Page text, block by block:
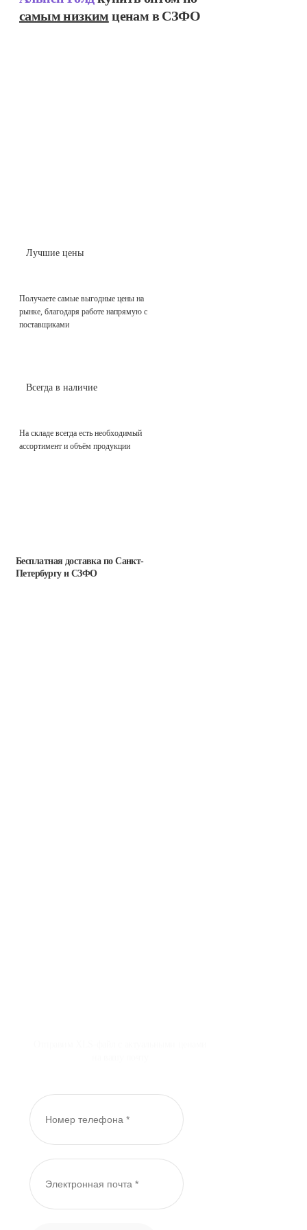
самым низким ценам в СЗФО
Лучшие цены
Получаете самые выгодные цены на
рынке, благодаря работе напрямую с
поставщиками
Всегда в наличие
На складе всегда есть необходимый
ассортимент и объём продукции
Бесплатная доставкапо Санкт-
Петербургу и СЗФО